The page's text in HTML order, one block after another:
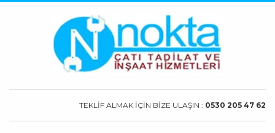
TEKLİF ALMAK İÇİN BİZE ULAŞIN : 0530 205 47 62